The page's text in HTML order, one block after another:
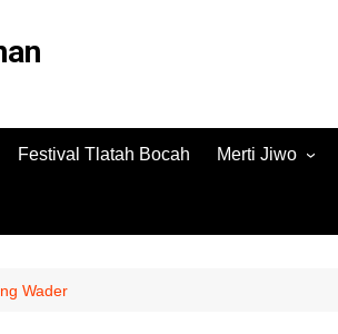
Festival Tlatah Bocah Merti Jiwo
Merti Jiwo 2023
Wader